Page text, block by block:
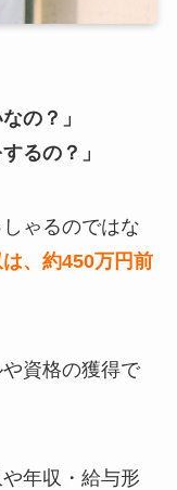
の？」
るの？」
ゃるのではな
、約450万円前
資格の獲得で
年収・給与形